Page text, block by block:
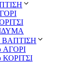
ΒΑΠΤΙΣΗ
ΑΓΟΡΙ
ΚΟΡΙΤΣΙ